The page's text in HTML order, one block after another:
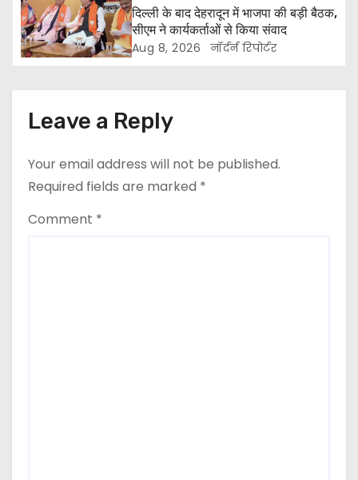
a
t
o
दिल्ली के बाद देहरादून में भाजपा की बड़ी बैठक,
सीएम ने कार्यकर्ताओं से किया संवाद
Aug 8, 2026 नॉर्दर्न रिपोर्टर
Leave a Reply
Your email address will not be published.
Required fields are marked *
Comment *